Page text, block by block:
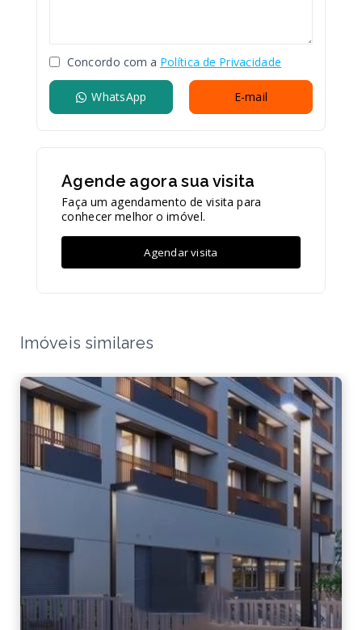
Concordo com a Política de Privacidade
WhatsApp E-mail
Agende agora sua visita
Faça um agendamento de visita para
conhecer melhor o imóvel.
Agendar visita
Imóveis similares